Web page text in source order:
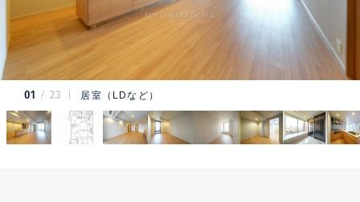
01 23 居室（LDなど）